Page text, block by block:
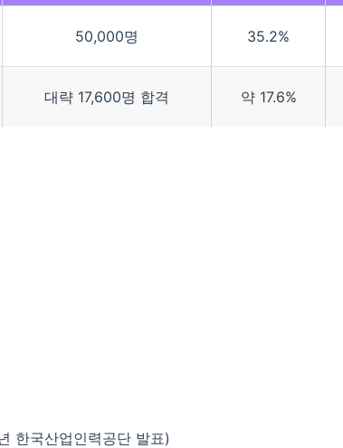
50,000명 35.2%
대략 17,600명 합격 약 17.6%
한국산업인력공단 발표)